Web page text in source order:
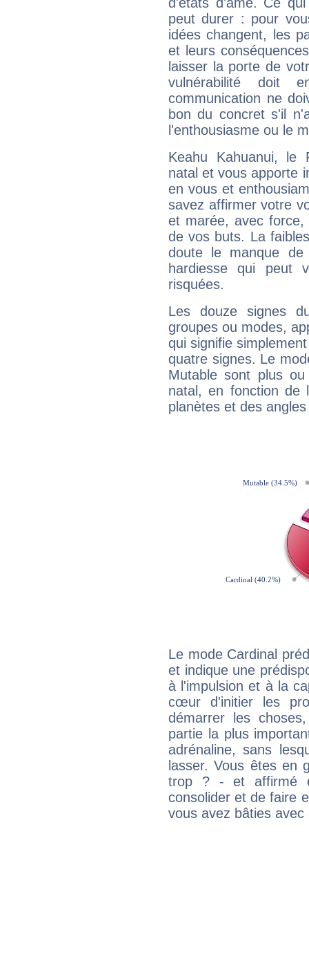
peut durer : pour
idées changent, les
et leurs
laisser la porte de
vulnérabilité doit
communication ne
bon du concret s'il
l'enthousiasme ou le
Keahu Kahuanui, le
natal et vous apporte
en vous et
savez affirmer votre
et marée, avec
de vos buts. La
doute le manque
hardiesse qui peut
risquées.
Les douze signes
groupes ou modes,
qui signifie
quatre signes. Le
Mutable sont plus
natal, en fonction de
planètes et des
Le mode Cardinal
et indique une
à l'impulsion et à la
cœur d'initier les
démarrer les
partie la plus
adrénaline, sans
lasser. Vous êtes en
trop ? - et affirmé
consolider et de faire
vous avez bâties avec